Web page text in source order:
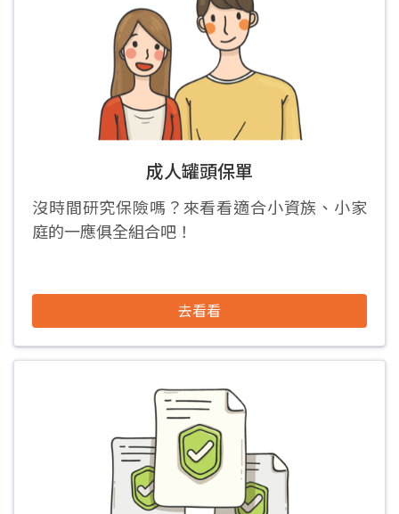
成人罐頭保單
沒時間研究保險嗎？來看看適合小資族、小家
庭的一應俱全組合吧！
去看看